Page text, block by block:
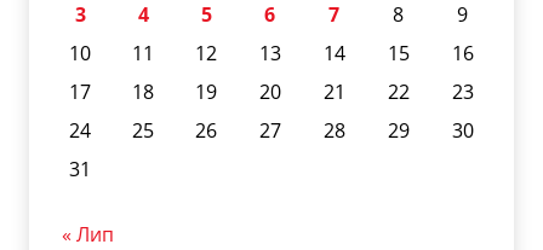
3
4 5 6 7 8
9
10
11 12 13 14 15
16
17
18 19 20 21 22
23
24
25 26 27 28 29
30
31
« Лип